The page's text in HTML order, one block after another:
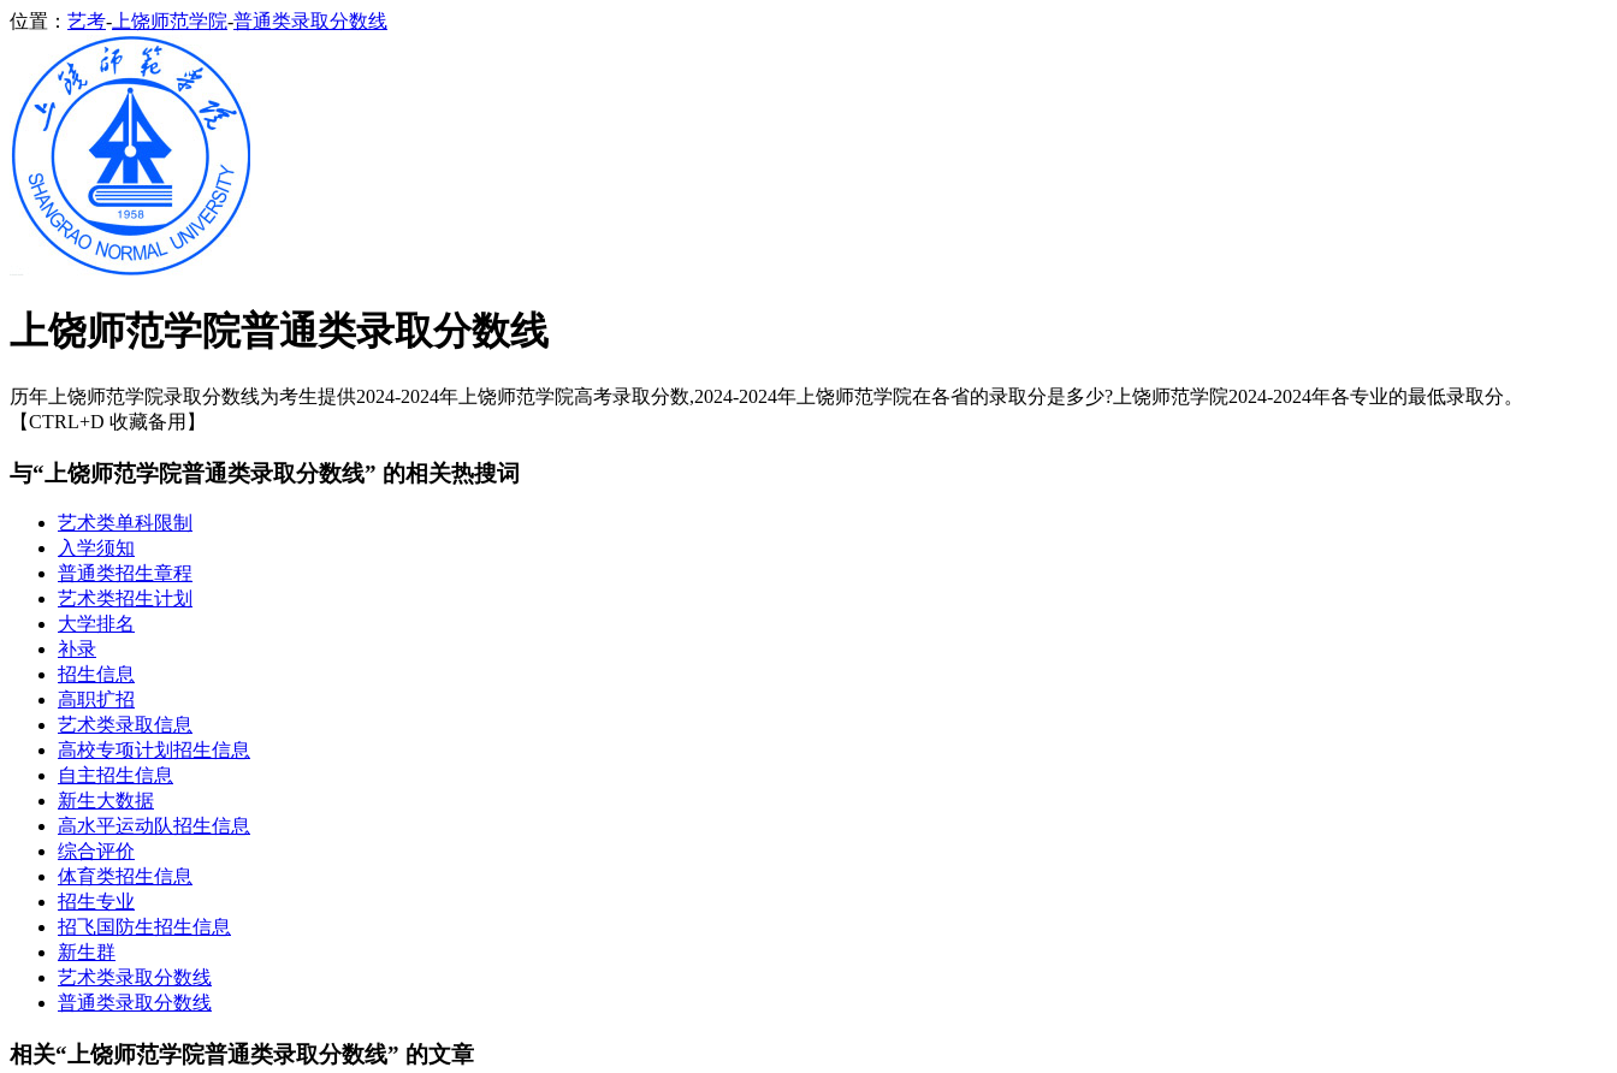
位置： 艺考- 上饶师范学院-普通类录取分数线
上饶师范学院普通类录取分数线
历年上饶师范学院录取分数线为考生提供2024-2024年上饶师范学院高考录取分数,2024-2024年上饶师范学院在各省的录取分是多少?上饶师范学院2024-2024年各专业的最低录取分。
【CTRL+D 收藏备用】
与“上饶师范学院普通类录取分数线” 的相关热搜词
艺术类单科限制
入学须知
普通类招生章程
艺术类招生计划
大学排名
补录
招生信息
高职扩招
艺术类录取信息
高校专项计划招生信息
自主招生信息
新生大数据
高水平运动队招生信息
综合评价
体育类招生信息
招生专业
招飞国防生招生信息
新生群
艺术类录取分数线
普通类录取分数线
相关“上饶师范学院普通类录取分数线” 的文章